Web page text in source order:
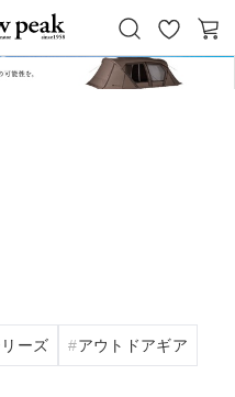
お
気
カ
ーズ アウトドアギア